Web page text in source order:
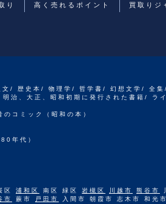
り 高く売れるポイント 買取りジ
/ 歴史本/ 物理学/ 哲学書/ 幻想文学/ 全
、大正、昭和初期に発行された書籍/ ラ
コミック（昭和の本）
年代）
区 浦和区 南区 緑区 岩槻区 川越市 熊谷市
市
蕨市 戸田市 入間市 朝霞市 志木市 和光